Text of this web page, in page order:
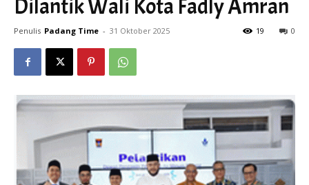
Dilantik Wali Kota Fadly Amran
Penulis Padang Time - 31 Oktober 2025 0
19